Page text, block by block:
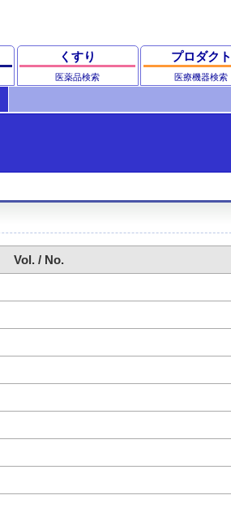
くすり
医薬品検索
プロダクト
医療機器検索
Vol. / No.